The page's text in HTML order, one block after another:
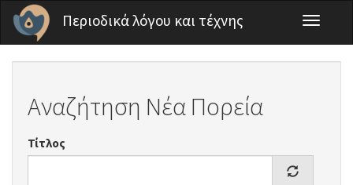
Παράκαμψη προς το κυρίως περιεχόμενο
Περιοδικά λόγου και τέχνης
Toggle
Αναζήτηση Νέα Πορεία
Τίτλος